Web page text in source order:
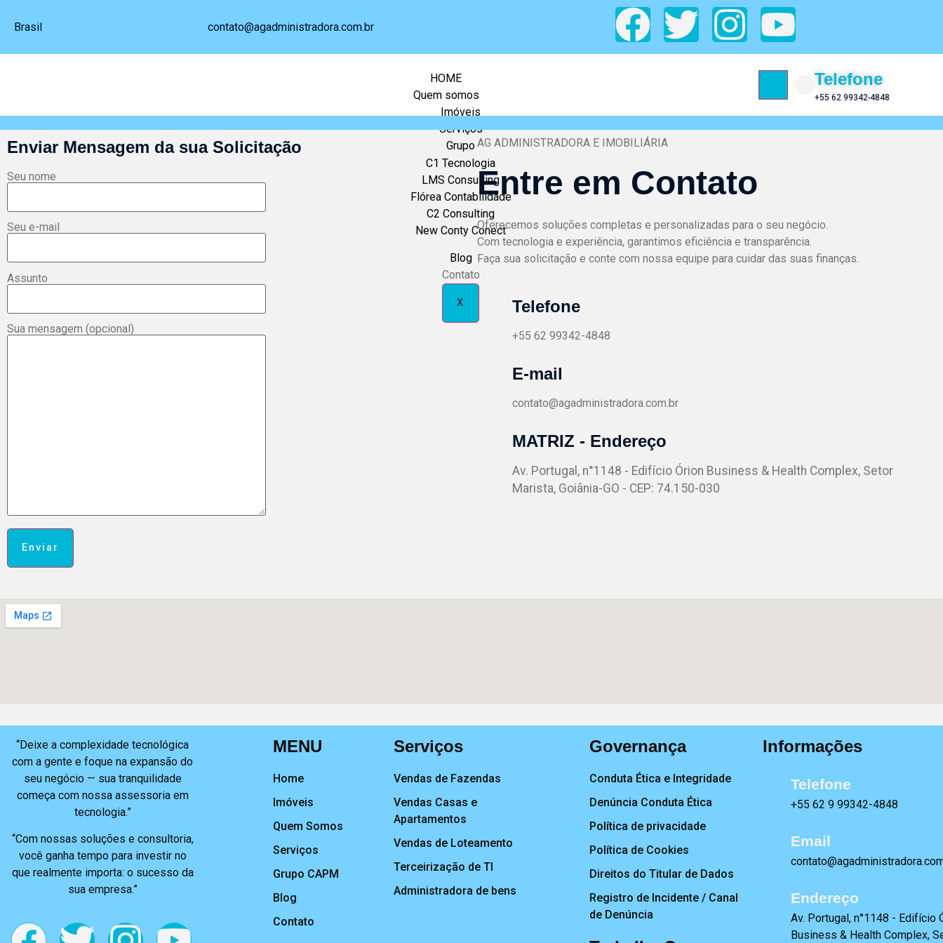
Brasil contato@agadministradora.com.br
HOME
Quem somos
Imóveis
Serviços
Grupo
C1 Tecnologia
LMS Consulting
Flórea Contabilidade
C2 Consulting
New Conty Conect
Blog
Contato
X
Telefone
+55 62 99342-4848
Enviar Mensagem da sua Solicitação
Seu nome
Seu e-mail
Assunto
Sua mensagem (opcional)
AG ADMINISTRADORA E IMOBILIÁRIA
Entre em Contato
Oferecemos soluções completas e personalizadas para o seu negócio.
Com tecnologia e experiência, garantimos eficiência e transparência.
Faça sua solicitação e conte com nossa equipe para cuidar das suas finanças.
Telefone
+55 62 99342-4848
E-mail
contato@agadministradora.com.br
MATRIZ - Endereço
Av. Portugal, n°1148 - Edifício Órion Business & Health Complex, Setor
Marista, Goiânia-GO - CEP: 74.150-030
“Deixe a complexidade tecnológica
com a gente e foque na expansão do
seu negócio — sua tranquilidade
começa com nossa assessoria em
tecnologia.”
“Com nossas soluções e consultoria,
você ganha tempo para investir no
que realmente importa: o sucesso da
sua empresa.”
MENU
Home
Imóveis
Quem Somos
Serviços
Grupo CAPM
Blog
Contato
Serviços
Vendas de Fazendas
Vendas Casas e
Apartamentos
Vendas de Loteamento
Terceirização de TI
Administradora de bens
Governança
Conduta Ética e Integridade
Denúncia Conduta Ética
Política de privacidade
Política de Cookies
Direitos do Titular de Dados
Registro de Incidente / Canal
de Denúncia
Informações
Telefone
+55 62 9 99342-4848
Email
Endereço
Av. Portugal, n°1148 - Edifício
Business & Health Complex,